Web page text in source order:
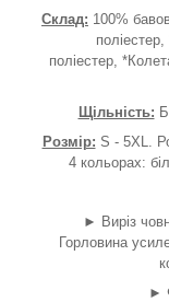
Склад: 100%
поліестер,
Щільність:
Розмір: S - 5XL.
4 кольорах:
► Виріз
Горловина
►